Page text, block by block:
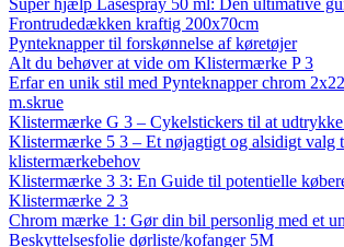
Frontrudedækken kraftig 200x70cm
Pynteknapper til forskønnelse af køretøjer
Alt du behøver at vide om Klistermærke P 3
Erfar en unik stil med Pynteknapper chrom
m.skrue
Klistermærke G 3 – Cykelstickers til at
Klistermærke 5 3 – Et nøjagtigt og alsidigt valg
klistermærkebehov
Klistermærke 3 3: En Guide til potentielle
Klistermærke 2 3
Chrom mærke 1: Gør din bil personlig med et
Beskyttelsesfolie dørliste/kofanger 5M